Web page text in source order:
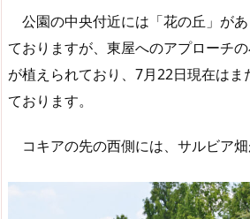
公園の中央付近には「花の丘」が
ておりますが、東屋へのアプローチ
が植えられており、7月22日現在はま
ております。
コキアの先の西側には、サルビア畑